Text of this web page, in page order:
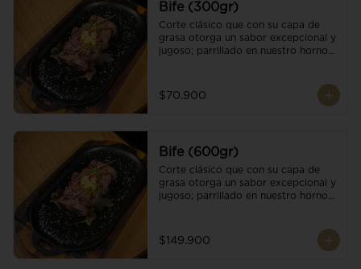
Bife (300gr)
Corte clásico que con su capa de
grasa otorga un sabor excepcional y
jugoso; parrillado en nuestro horno
cristales de sal y mantequilla de ajo
y pimientos. Una guarnición a
$70.900
Bife (600gr)
Corte clásico que con su capa de
grasa otorga un sabor excepcional y
jugoso; parrillado en nuestro horno
cristales de sal y mantequilla de ajo
y pimientos. Dos guarniciones a
$149.900